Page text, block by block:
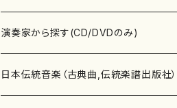
書籍
テキストブック
CD・DVD
チケット
箏・琴（ソロ）
箏・琴（合奏）
合唱
混声合唱
歌・声
あ行
青木省三(アオキ ショウゾウ)
か行
演奏家から探す(CD/DVDのみ)
邦楽（箏、三味線、尺八等）演奏家
日本伝統音楽（古典曲,伝統楽譜出版社）